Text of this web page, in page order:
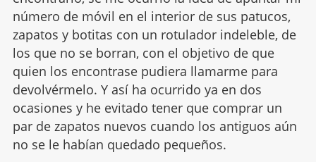
número de móvil en el interior de sus patucos,
zapatos y botitas con un rotulador indeleble, de
los que no se borran, con el objetivo de que
quien los encontrase pudiera llamarme para
devolvérmelo. Y así ha ocurrido ya en dos
ocasiones y he evitado tener que comprar un
par de zapatos nuevos cuando los antiguos aún
no se le habían quedado pequeños.